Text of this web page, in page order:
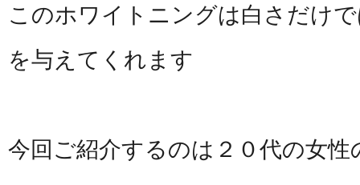
このホワイトニングは白さだけ
を与えてくれます
今回ご紹介するのは２０代の女性